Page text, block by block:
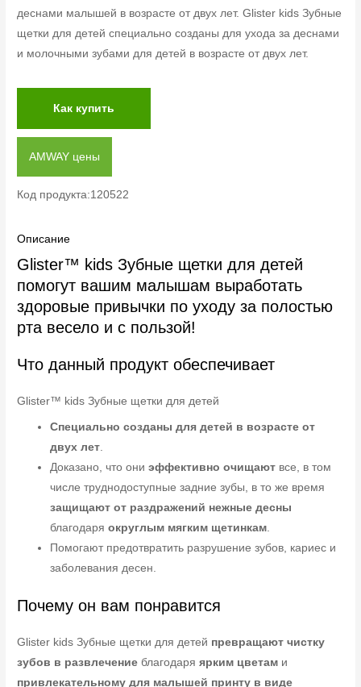
деснами малышей в возрасте от двух лет. Glister kids Зубные
щетки для детей специально созданы для ухода за деснами
и молочными зубами для детей в возрасте от двух лет.
Как купить
AMWAY цены
Код продукта:120522
Описание
Glister™ kids Зубные щетки для детей
помогут вашим малышам выработать
здоровые привычки по уходу за полостью
рта весело и с пользой!
Что данный продукт обеспечивает
Glister™ kids Зубные щетки для детей
Специально созданы для детей в возрасте от
двух лет.
Доказано, что ониэффективно очищают все, в том
числе труднодоступные задние зубы, в то же время
защищают от раздражений нежные десны
благодаряокруглым мягким щетинкам.
Помогают предотвратить разрушение зубов, кариес и
заболевания десен.
Почему он вам понравится
Glister kids Зубные щетки для детей превращают чистку
зубов в развлечение благодаряярким цветам и
привлекательному для малышей принту в виде